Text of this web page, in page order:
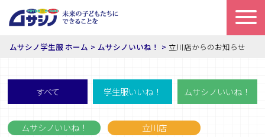
ムサシノ学生服 ホーム ムサシノいいね！ 立川店からのお知らせ
すべて 学生服いいね！ ムサシノいいね！
ムサシノいいね！ 立川店